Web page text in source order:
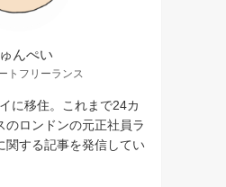
んぺい
トフリーランス
に移住。これまで24カ
のロンドンの元正社員ラ
関する記事を発信してい